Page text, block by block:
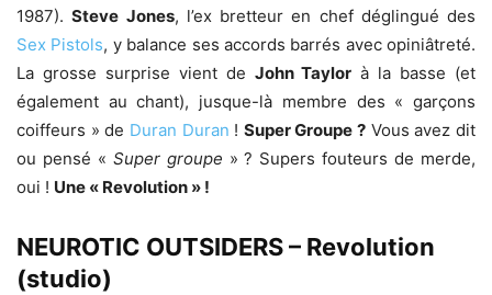
1987).Steve Jones, l’ex bretteur en chef déglingué des
Sex Pistols, y balance ses accords barrés avec opiniâtreté.
La grosse surprise vient de John Taylor à la basse (et
également au chant), jusque-là membre des « garçons
coiffeurs » de Duran Duran ! Super Groupe ? Vous avez dit
ou pensé « Super groupe » ? Supers fouteurs de merde,
oui ! Une « Revolution » !
NEUROTIC OUTSIDERS – Revolution
(studio)